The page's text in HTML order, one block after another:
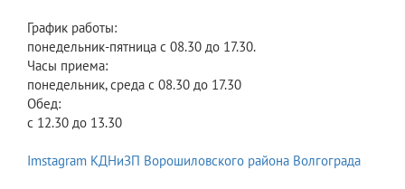
График работы:
понедельник-пятница с 08.30 до 17.30.
Часы приема:
понедельник, среда с 08.30 до 17.30
Обед:
с 12.30 до 13.30
Imstagram КДНиЗП Ворошиловского района Волгограда